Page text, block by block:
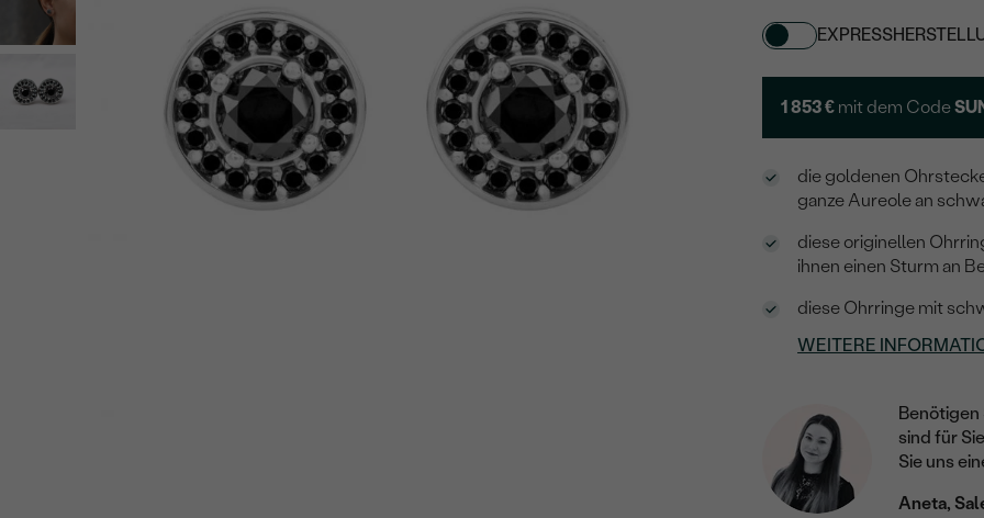
1 853 € mit dem Code
die goldenen
ganze Aureole an
diese originellen
ihnen einen Sturm an
diese Ohrringe mit
WEITERE
Benötigen
sind für
Sie uns
Aneta,